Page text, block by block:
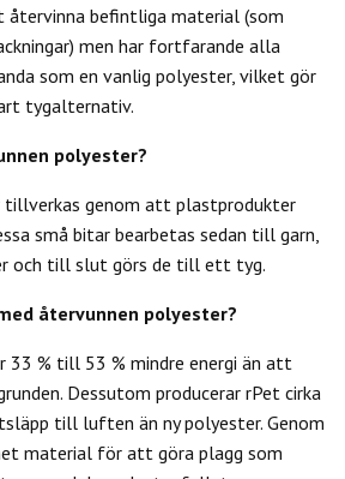
återvinna befintliga material (som
men har fortfarande alla
som en vanlig polyester, vilket gör
tygalternativ.
polyester?
tillverkas genom att plastprodukter
små bitar bearbetas sedan till garn,
och till slut görs de till ett tyg.
återvunnen polyester?
33 % till 53 % mindre energi än att
Dessutom producerar rPet cirka
till luften än ny polyester. Genom
material för att göra plagg som